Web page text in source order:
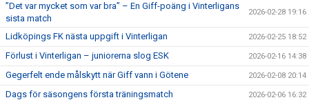
”Det var mycket som var bra” – En Giff-poäng i Vinterligans
sista match
2026-02-28 19:16
Lidköpings FK nästa uppgift i Vinterligan 2026-02-25 18:52
Förlust i Vinterligan – juniorerna slog ESK 2026-02-16 14:38
Gegerfelt ende målskytt när Giff vann i Götene 2026-02-08 20:14
Dags för säsongens första träningsmatch 2026-02-06 16:32